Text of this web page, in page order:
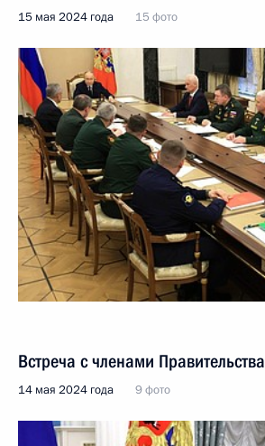
15 мая 2024 года 15 фото
Встреча с членами Правительства
14 мая 2024 года 9 фото